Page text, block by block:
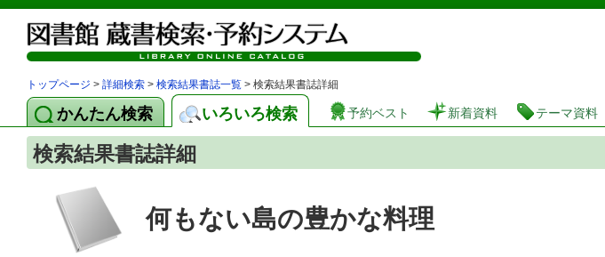
図書館 蔵書検索・予約システム
トップページ > 詳細検索 > 検索結果書誌一覧 > 検索結果書誌詳細
かんたん検索 いろいろ検索 予約ベスト 新着資料 テーマ資料
検索結果書誌詳細
何もない島の豊かな料理